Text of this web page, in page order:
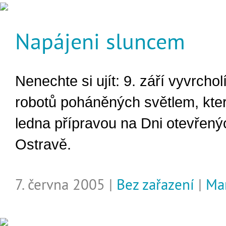
Napájeni sluncem
Nenechte si ujít: 9. září
robotů poháněných světlem,
ledna přípravou na Dni
Ostravě.
7. června 2005 | Bez zařazení |